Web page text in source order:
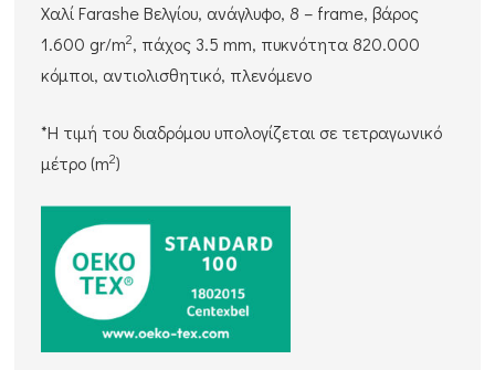
Χαλί Farashe Βελγίου, ανάγλυφο, 8 – frame, βάρος
1.600 gr/m2, πάχος 3.5 mm, πυκνότητα 820.000
κόμποι, αντιολισθητικό, πλενόμενο
*Η τιμή του διαδρόμου υπολογίζεται σε τετραγωνικό
μέτρο (m2)